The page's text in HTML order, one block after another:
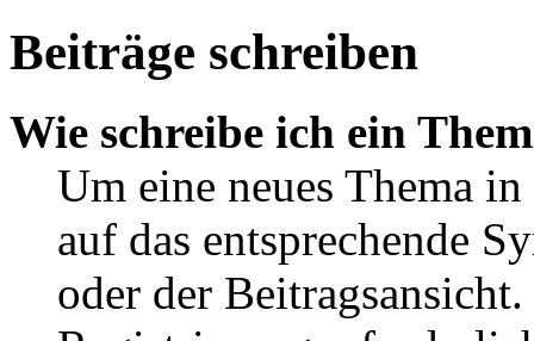
Beiträge schreiben
Wie schreibe ich ein
Um eine neues Thema
auf das entsprechende
oder der